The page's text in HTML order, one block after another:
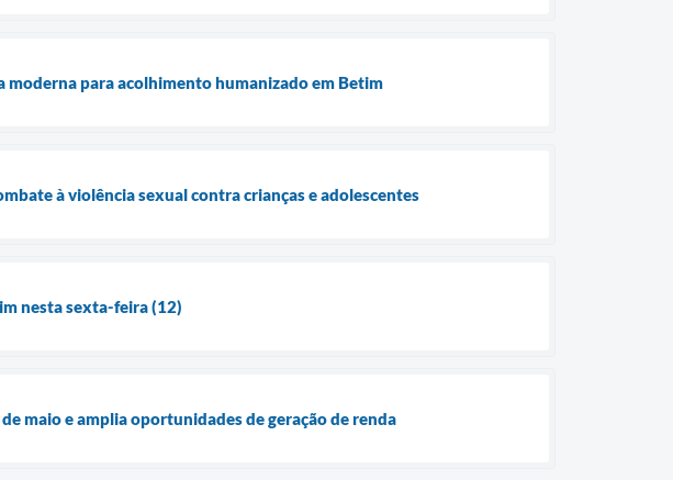
para acolhimento humanizado em Betim
à violência sexual contra crianças e adolescentes
nesta sexta-feira (12)
maio e amplia oportunidades de geração de renda